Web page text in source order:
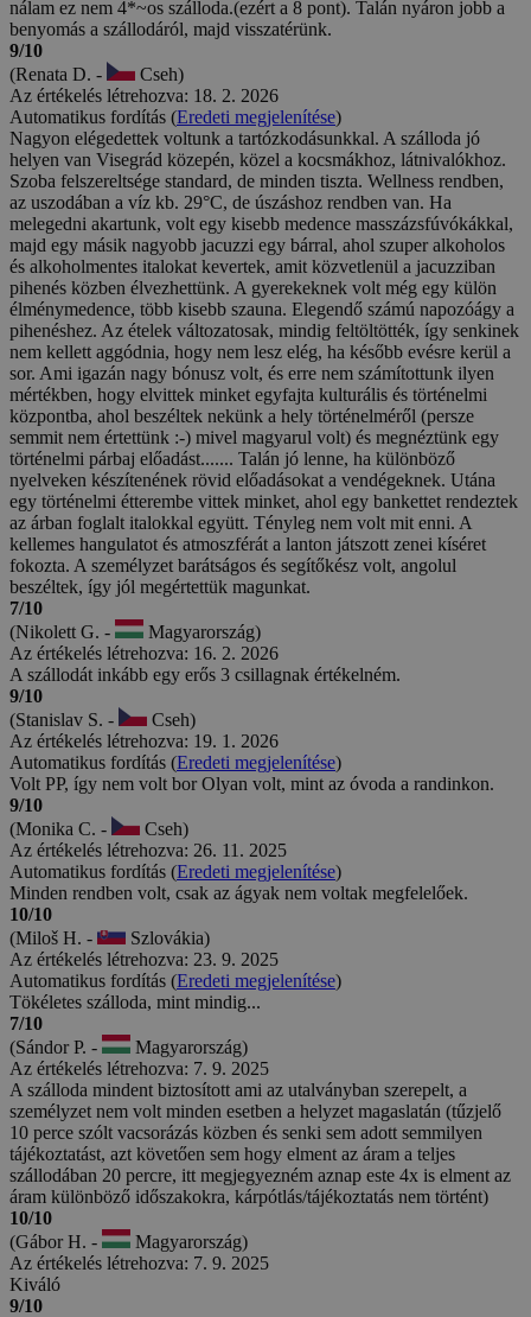
nálam ez nem 4*~os szálloda.(ezért a 8 pont). Talán nyáron jobb a
benyomás a szállodáról, majd visszatérünk.
9/10
(Renata D. -
Cseh)
Az értékelés létrehozva: 18. 2. 2026
Automatikus fordítás (Eredeti megjelenítése)
Nagyon elégedettek voltunk a tartózkodásunkkal. A szálloda jó
helyen van Visegrád közepén, közel a kocsmákhoz, látnivalókhoz.
Szoba felszereltsége standard, de minden tiszta. Wellness rendben,
az uszodában a víz kb. 29°C, de úszáshoz rendben van. Ha
melegedni akartunk, volt egy kisebb medence masszázsfúvókákkal,
majd egy másik nagyobb jacuzzi egy bárral, ahol szuper alkoholos
és alkoholmentes italokat kevertek, amit közvetlenül a jacuzziban
pihenés közben élvezhettünk. A gyerekeknek volt még egy külön
élménymedence, több kisebb szauna. Elegendő számú napozóágy a
pihenéshez. Az ételek változatosak, mindig feltöltötték, így senkinek
nem kellett aggódnia, hogy nem lesz elég, ha később evésre kerül a
sor. Ami igazán nagy bónusz volt, és erre nem számítottunk ilyen
mértékben, hogy elvittek minket egyfajta kulturális és történelmi
központba, ahol beszéltek nekünk a hely történelméről (persze
semmit nem értettünk :-) mivel magyarul volt) és megnéztünk egy
történelmi párbaj előadást....... Talán jó lenne, ha különböző
nyelveken készítenének rövid előadásokat a vendégeknek. Utána
egy történelmi étterembe vittek minket, ahol egy bankettet rendeztek
az árban foglalt italokkal együtt. Tényleg nem volt mit enni. A
kellemes hangulatot és atmoszférát a lanton játszott zenei kíséret
fokozta. A személyzet barátságos és segítőkész volt, angolul
beszéltek, így jól megértettük magunkat.
7/10
(Nikolett G. -
Magyarország)
Az értékelés létrehozva: 16. 2. 2026
A szállodát inkább egy erős 3 csillagnak értékelném.
9/10
(Stanislav S. -
Cseh)
Az értékelés létrehozva: 19. 1. 2026
Automatikus fordítás (Eredeti megjelenítése)
Volt PP, így nem volt bor Olyan volt, mint az óvoda a randinkon.
9/10
(Monika C. -
Cseh)
Az értékelés létrehozva: 26. 11. 2025
Automatikus fordítás (Eredeti megjelenítése)
Minden rendben volt, csak az ágyak nem voltak megfelelőek.
10/10
(Miloš H. -
Szlovákia)
Az értékelés létrehozva: 23. 9. 2025
Automatikus fordítás (Eredeti megjelenítése)
Tökéletes szálloda, mint mindig...
7/10
(Sándor P. -
Magyarország)
Az értékelés létrehozva: 7. 9. 2025
A szálloda mindent biztosított ami az utalványban szerepelt, a
személyzet nem volt minden esetben a helyzet magaslatán (tűzjelő
10 perce szólt vacsorázás közben és senki sem adott semmilyen
tájékoztatást, azt követően sem hogy elment az áram a teljes
szállodában 20 percre, itt megjegyezném aznap este 4x is elment az
áram különböző időszakokra, kárpótlás/tájékoztatás nem történt)
10/10
(Gábor H. -
Magyarország)
Az értékelés létrehozva: 7. 9. 2025
Kiváló
9/10